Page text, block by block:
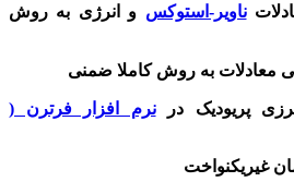
ناویر-استوکس و انرژی به روش
نرم افزار فرترن (